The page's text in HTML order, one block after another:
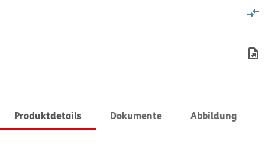
Produktdetails Dokumente Abbildung